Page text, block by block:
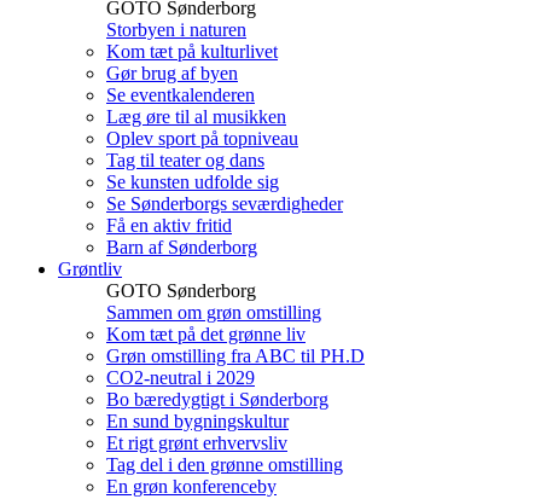
GOTO Sønderborg
Storbyen i naturen
Kom tæt på kulturlivet
Gør brug af byen
Se eventkalenderen
Læg øre til al musikken
Oplev sport på topniveau
Tag til teater og dans
Se kunsten udfolde sig
Se Sønderborgs seværdigheder
Få en aktiv fritid
Barn af Sønderborg
Grøntliv
GOTO Sønderborg
Sammen om grøn omstilling
Kom tæt på det grønne liv
Grøn omstilling fra ABC til PH.D
CO2-neutral i 2029
Bo bæredygtigt i Sønderborg
En sund bygningskultur
Et rigt grønt erhvervsliv
Tag del i den grønne omstilling
En grøn konferenceby